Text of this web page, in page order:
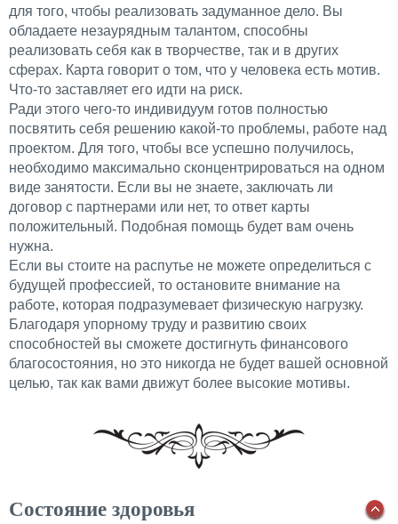
для того, чтобы реализовать задуманное дело. Вы
обладаете незаурядным талантом, способны
реализовать себя как в творчестве, так и в других
сферах. Карта говорит о том, что у человека есть мотив.
Что-то заставляет его идти на риск.
Ради этого чего-то индивидуум готов полностью
посвятить себя решению какой-то проблемы, работе над
проектом. Для того, чтобы все успешно получилось,
необходимо максимально сконцентрироваться на одном
виде занятости. Если вы не знаете, заключать ли
договор с партнерами или нет, то ответ карты
положительный. Подобная помощь будет вам очень
нужна.
Если вы стоите на распутье не можете определиться с
будущей профессией, то остановите внимание на
работе, которая подразумевает физическую нагрузку.
Благодаря упорному труду и развитию своих
способностей вы сможете достигнуть финансового
благосостояния, но это никогда не будет вашей основной
целью, так как вами движут более высокие мотивы.
Состояние здоровья